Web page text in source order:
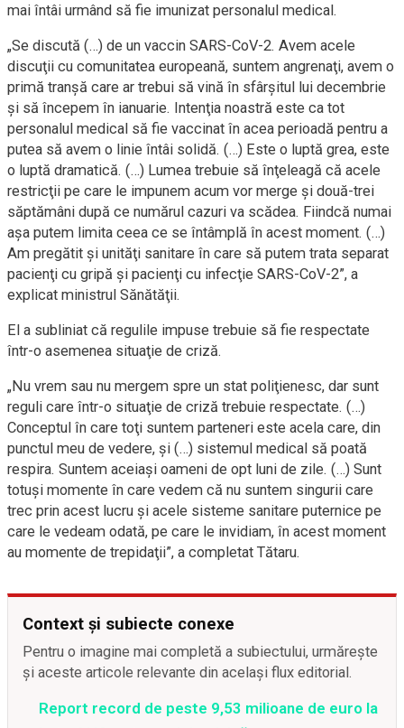
mai întâi urmând să fie imunizat personalul medical.
„Se discută (…) de un vaccin SARS-CoV-2. Avem acele
discuţii cu comunitatea europeană, suntem angrenaţi, avem o
primă tranşă care ar trebui să vină în sfârşitul lui decembrie
şi să începem în ianuarie. Intenţia noastră este ca tot
personalul medical să fie vaccinat în acea perioadă pentru a
putea să avem o linie întâi solidă. (…) Este o luptă grea, este
o luptă dramatică. (…) Lumea trebuie să înţeleagă că acele
restricţii pe care le impunem acum vor merge şi două-trei
săptămâni după ce numărul cazuri va scădea. Fiindcă numai
aşa putem limita ceea ce se întâmplă în acest moment. (…)
Am pregătit şi unităţi sanitare în care să putem trata separat
pacienţi cu gripă şi pacienţi cu infecţie SARS-CoV-2”, a
explicat ministrul Sănătăţii.
El a subliniat că regulile impuse trebuie să fie respectate
într-o asemenea situaţie de criză.
„Nu vrem sau nu mergem spre un stat poliţienesc, dar sunt
reguli care într-o situaţie de criză trebuie respectate. (…)
Conceptul în care toţi suntem parteneri este acela care, din
punctul meu de vedere, şi (…) sistemul medical să poată
respira. Suntem aceiaşi oameni de opt luni de zile. (…) Sunt
totuşi momente în care vedem că nu suntem singurii care
trec prin acest lucru şi acele sisteme sanitare puternice pe
care le vedeam odată, pe care le invidiam, în acest moment
au momente de trepidaţii”, a completat Tătaru.
Context și subiecte conexe
Pentru o imagine mai completă a subiectului, urmărește
și aceste articole relevante din același flux editorial.
Report record de peste 9,53 milioane de euro la